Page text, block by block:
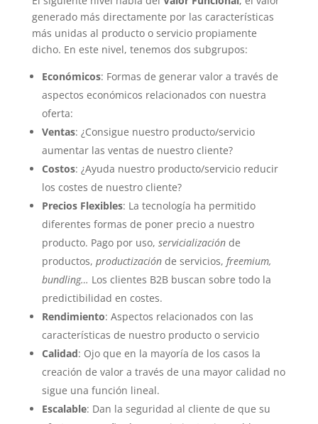
generado más directamente por las características
más unidas al producto o servicio propiamente
dicho. En este nivel, tenemos dos subgrupos:
Económicos: Formas de generar valor a través de
aspectos económicos relacionados con nuestra
oferta:
Ventas: ¿Consigue nuestro producto/servicio
aumentar las ventas de nuestro cliente?
Costos: ¿Ayuda nuestro producto/servicio reducir
los costes de nuestro cliente?
Precios Flexibles: La tecnología ha permitido
diferentes formas de poner precio a nuestro
producto. Pago por uso, servicializaciónde
productos, productizaciónde servicios, freemium,
bundling… Los clientes B2B buscan sobre todo la
predictibilidad en costes.
Rendimiento: Aspectos relacionados con las
características de nuestro producto o servicio
Calidad: Ojo que en la mayoría de los casos la
creación de valor a través de una mayor calidad no
sigue una función lineal.
Escalable: Dan la seguridad al cliente de que su